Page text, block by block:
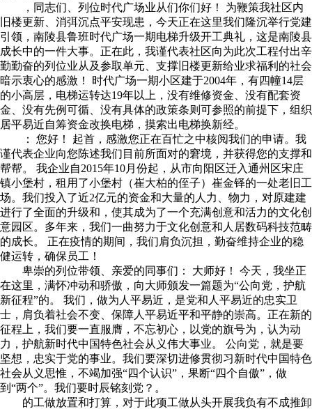
，同志们、列位时代广场业从们你们好！ 为鞭策我社区内
旧楼更新、消弭沉点平安现患，今天正在这里我们隆沉举行党建
引领，南陵县鲁班时代广场一期电梯升级开工典礼，这是南陵县
成长中的一件大事。正在此，我谨代表社区向为此次工程付出辛
勤勤奋的列位业从及参取单元、支撑旧楼更新给业求福利的社会
暗示衷心的感激！ 时代广场一期小区建于2004年，有四幢14层
的小高层，电梯运转达19年以上，没有维修资金、没有配套资
金、没有先例可循、没有具体的政策条则可参照的前提下，组织
居平易近自筹资金改换电梯，摸索出电梯换新经。
： 您好！ 起首，感激您正在百忙之中核阅我们的申请。我
谨代表企业向您陈述我们目前所面对的窘境，并获得您的支撑和
帮帮。 我企业自2015年10月份起，从市向阳区迁入通州区宋庄
镇小堡村，租用了小堡村（崔大柏的侄子）崔金铎的一处老旧工
场。我们投入了近2亿元的资金和大量的人力、物力，对原建建
进行了全面的升级和，使其成为了一个充满创意和活力的文化创
意园区。多年来，我们一曲努力于文化创意和人居数码科技范畴
的成长。 正在疫情的期间，我们肩负沉担，勤奋维持企业的稳
健运转，确保员工！
卑崇的列位带领、亲爱的同事们： 大师好！ 今天，我坐正
在这里，满怀冲动和骄傲，向大师颁发一篇题为“公向党，护航
新征程”的。 我们，做为人平易近，是党和人平易近的忠实卫
士，肩负着社会不变、保障人平易近平和平静的崇高。正在新的
征程上，我们要一直服膺，不忘初心，以党的旗号为，认为动
力，护航新时代中国特色社会从义伟大事业。 公向党，就是要
坚想，忠实于党的事业。我们要深切进修贯彻习新时代中国特色
社会从义思惟，不竭加强“四个认识”，果断“四个自傲”，做
到“两个”。我们要时辰铭刻党？。
的工做放置和打算，对于此项工做从头开展我负有不成推卸